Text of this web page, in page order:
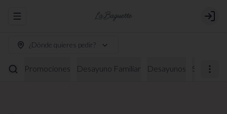
Abrir menu de navegación Login
¿Dónde quieres pedir?
Promociones Desayuno Familiar Desayunos